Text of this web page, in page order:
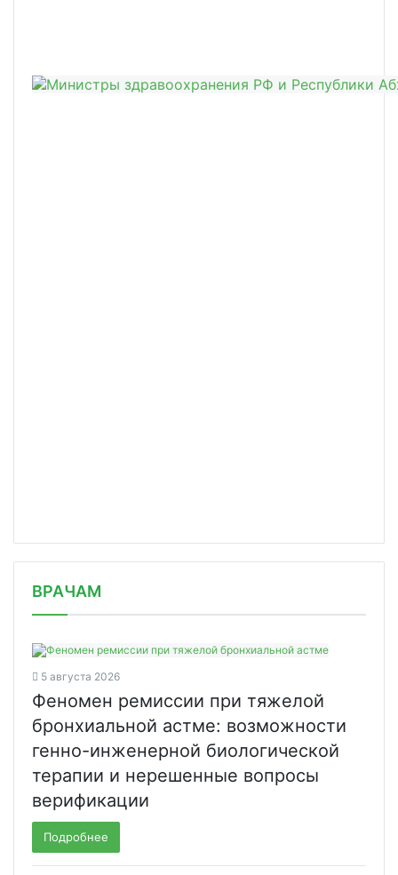
ВРАЧАМ
5 августа 2026
Феномен ремиссии при тяжелой
бронхиальной астме: возможности
генно-инженерной биологической
терапии и нерешенные вопросы
верификации
Подробнее